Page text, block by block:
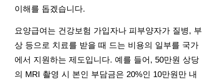
이해를 돕겠습니다.
요양급여는 건강보험 가입자나 피부양자가 질병, 부
상 등으로 치료를 받을 때 드는 비용의 일부를 국가
에서 지원하는 제도입니다. 예를 들어, 50만원 상당
의 MRI 촬영 시 본인 부담금은 20%인 10만원만 내